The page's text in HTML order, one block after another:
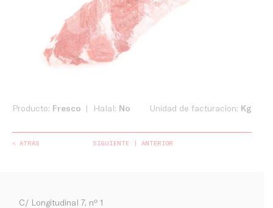
Producto: Fresco Halal: No Unidad de facturacion: Kg
< ATRÁS SIGUIENTE ANTERIOR
C/ Longitudinal 7, nº 1